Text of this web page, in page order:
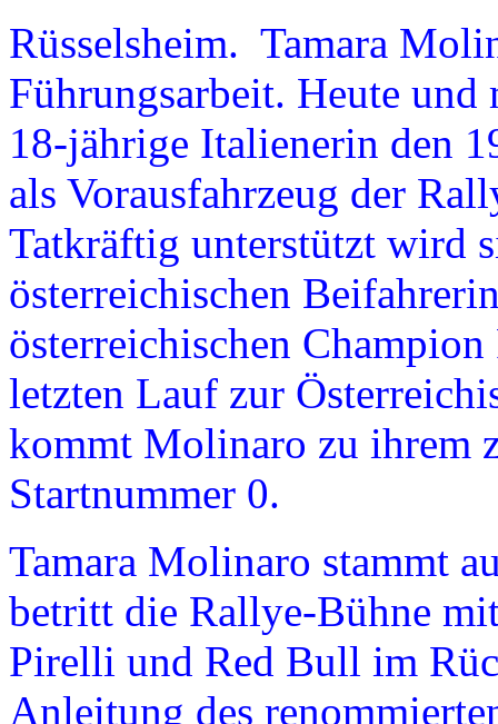
Rüsselsheim. Tamara
Führungsarbeit. Heute
18-jährige Italienerin den
als Vorausfahrzeug der
Tatkräftig unterstützt wird
österreichischen
österreichischen
letzten Lauf zur
kommt Molinaro zu ihrem
Startnummer 0.
Tamara Molinaro stammt
betritt die Rallye-Bühne
Pirelli und Red Bull im
Anleitung des